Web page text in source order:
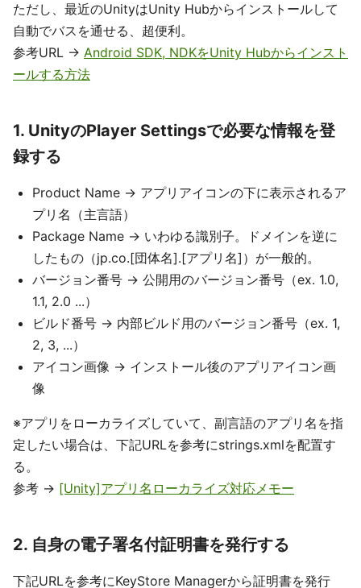
ただし、最近のUnityはUnity Hubからインストールして
自動でバスを通せる、超便利。
参考URL -> Android SDK, NDKをUnity Hubからインスト
ールする方法
1. UnityのPlayer Settingsで必要な情報を登
録する
Product Name -> アプリアイコンの下に表示されるア
プリ名（主言語）
Package Name -> いわゆる識別子。ドメインを逆に
したもの（jp.co.[団体名].[アプリ名]）が一般的。
バージョン番号 -> 公開用のバージョン番号（ex. 1.0,
1.1, 2.0 ...）
ビルド番号 -> 内部ビルド用のバージョン番号（ex. 1,
2, 3, ...）
アイコン画像 -> インストール後のアプリアイコン画
像
※アプリをローカライズしていて、副言語のアプリ名を指
定したい場合は、下記URLを参考にstrings.xmlを配置す
る。
参考 -> [Unity]アプリ名ローカライズ対応メモー
2. 自身の電子署名付証明書を発行する
下記URLを参考にKeyStore Managerから証明書を発行